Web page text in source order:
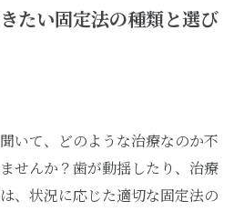
たい固定法の種類と選び
いて、どのような治療なのか不
せんか？歯が動揺したり、治療
、状況に応じた適切な固定法の